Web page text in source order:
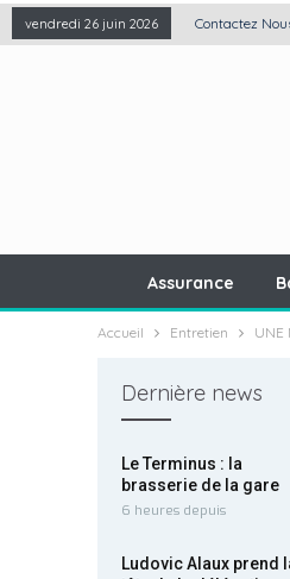
vendredi 26 juin 2026 Contactez
Assurance
Accueil Entretien UNE
Dernière news
Le Terminus : la
brasserie de la gare
6 heures depuis
Ludovic Alaux prend